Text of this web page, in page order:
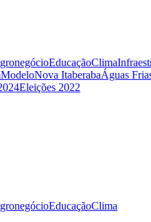
EducaçãoClima
ModeloNova ItaberabaÁguas
Eleições 2022
EducaçãoClima